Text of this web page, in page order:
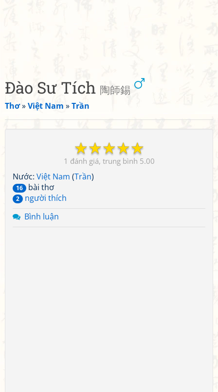
Đào Sư Tích 陶師錫
Thơ»Việt Nam »Trần
☆
☆
☆
☆
☆
1 5.00
Nước: Việt Nam (Trần)
16 bài thơ
2
người thích
Bình luận